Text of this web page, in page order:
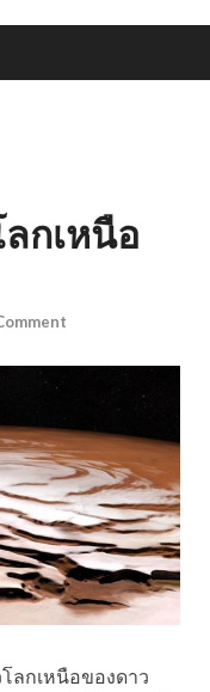
กเหนือ
ลกเหนือของดาว